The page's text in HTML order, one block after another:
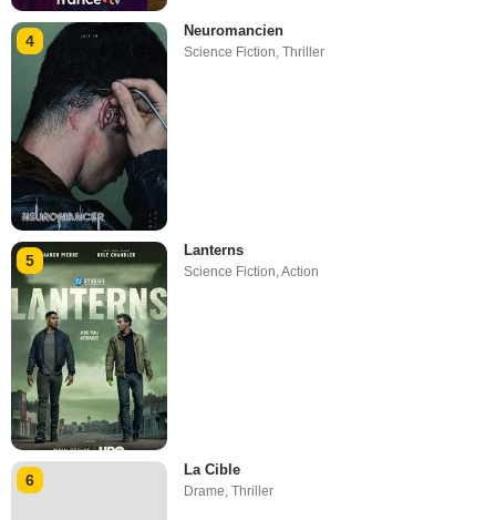
4
Neuromancien
Science Fiction ,Thriller
5
Lanterns
Science Fiction,Action
6
La Cible
Drame,Thriller